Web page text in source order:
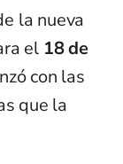
la nueva
el 18 de
con las
que la